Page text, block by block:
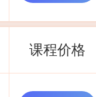
课程价格